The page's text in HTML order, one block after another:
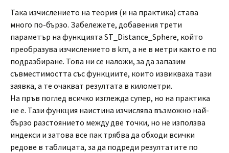
Така изчислението на теория (и на практика) става
много по-бързо. Забележете, добавения трети
параметър на функцията ST_Distance_Sphere, който
преобразува изчислението в km, а не в метри както е по
подразбиране. Това ни се наложи, за да запазим
съвместимостта със функциите, които извикваха тази
заявка, а те очакват резултата в километри.
На пръв поглед всичко изглежда супер, но на практика
не е. Тази функция наистина изчислява възможно най-
бързо разстоянието между две точки, но не използва
индекси и затова все пак трябва да обходи всички
редове в таблицата, за да подреди резултатите по